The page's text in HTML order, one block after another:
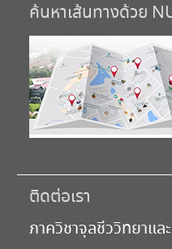
ค้นหาเส้นทางด้วย
ติดต่อเรา
ภาควิชาจุลชีววิทยาแล